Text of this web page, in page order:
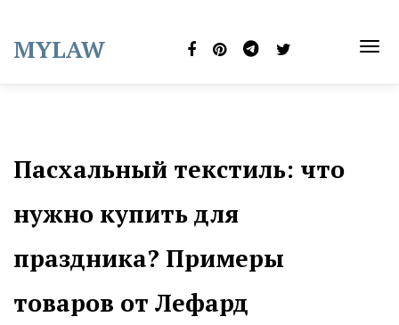
content
MYLAW
Пасхальный текстиль: что
нужно купить для
праздника? Примеры
товаров от Лефард